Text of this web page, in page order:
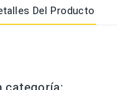
Del Producto